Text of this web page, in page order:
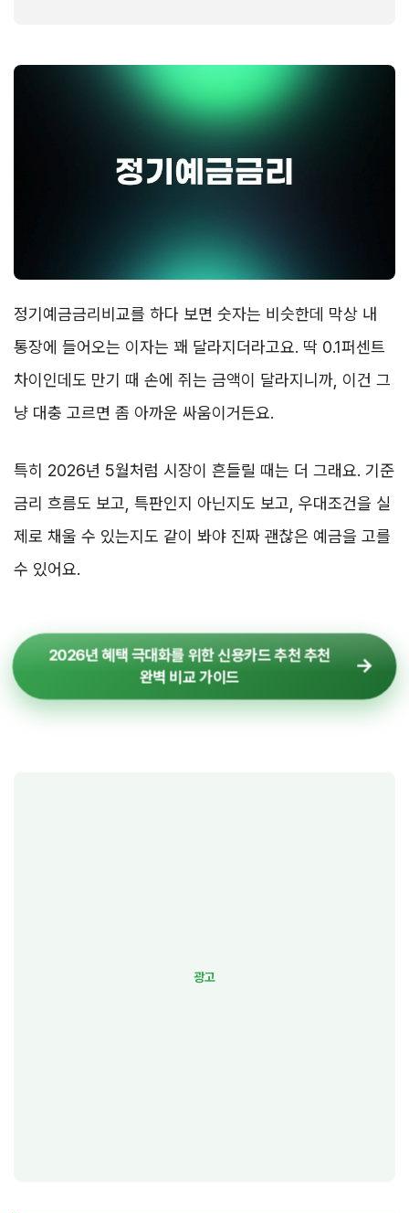
정기예금금리비교를 하다 보면 숫자는 비슷한데 막상 내
통장에 들어오는 이자는 꽤 달라지더라고요. 딱 0.1퍼센트
차이인데도 만기 때 손에 쥐는 금액이 달라지니까, 이건 그
냥 대충 고르면 좀 아까운 싸움이거든요.
특히 2026년 5월처럼 시장이 흔들릴 때는 더 그래요. 기준
금리 흐름도 보고, 특판인지 아닌지도 보고, 우대조건을 실
제로 채울 수 있는지도 같이 봐야 진짜 괜찮은 예금을 고를
수 있어요.
2026년 혜택 극대화를 위한 신용카드 추천 추천
완벽 비교 가이드